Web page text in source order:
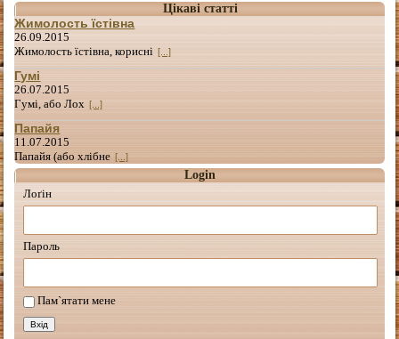
Цікаві статті
Жимолость їстівна
26.09.2015
Жимолость їстівна, корисні [...]
Гумі
26.07.2015
Гумі, або Лох [...]
Папайя
11.07.2015
Папайя (або хлібне [...]
Login
Лоґін
Пароль
Пам`ятати мене